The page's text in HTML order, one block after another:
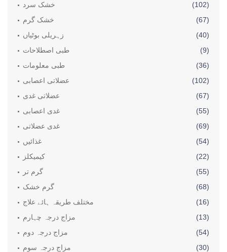
خشک سرد
(102)
خشک گرم
(67)
زہریلی بوٹیاں
(40)
طبی اصطلاحات
(9)
طبی معلومات
(36)
عضلاتی اعصابی
(102)
عضلاتی غدی
(67)
غدی اعصابی
(55)
غدی عضلاتی
(69)
غذائیں
(54)
کیمیکلز
(22)
گرم تر
(55)
گرم خشک
(68)
مختلف طریقہ ہائے علاج
(16)
مزاج درجہ چہارم
(13)
مزاج درجہ دوم
(54)
مزاج درجہ سوم
(30)